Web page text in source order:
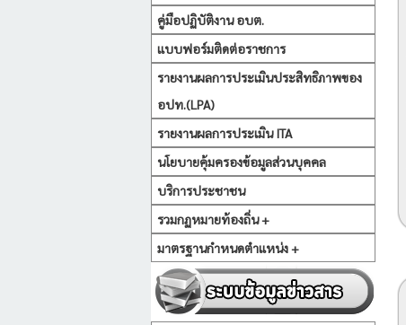
คู่มือปฏิบัติงาน อบต.
แบบฟอร์มติดต่อราชการ
รายงานผลการประเมินประสิทธิภาพของ
อปท.(LPA)
รายงานผลการประเมิน ITA
นโยบายคุ้มครองข้อมูลส่วนบุคคล
บริการประชาชน
รวมกฏหมายท้องถิ่น +
มาตรฐานกำหนดตำแหน่ง +